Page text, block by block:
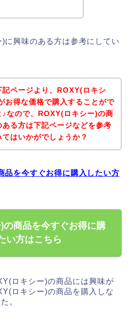
に興味のある方は参考にしてい
記ページより、ROXY(ロキシ
お得な価格で購入することがで
♪なので、ROXY(ロキシー)の商
ある方は下記ページなどを参考
てはいかがでしょうか？
品を今すぐお得に購入したい方
の商品を今すぐお得に購
い方はこちら
ロキシー)の商品には興味が
ロキシー)の商品を購入しな
。